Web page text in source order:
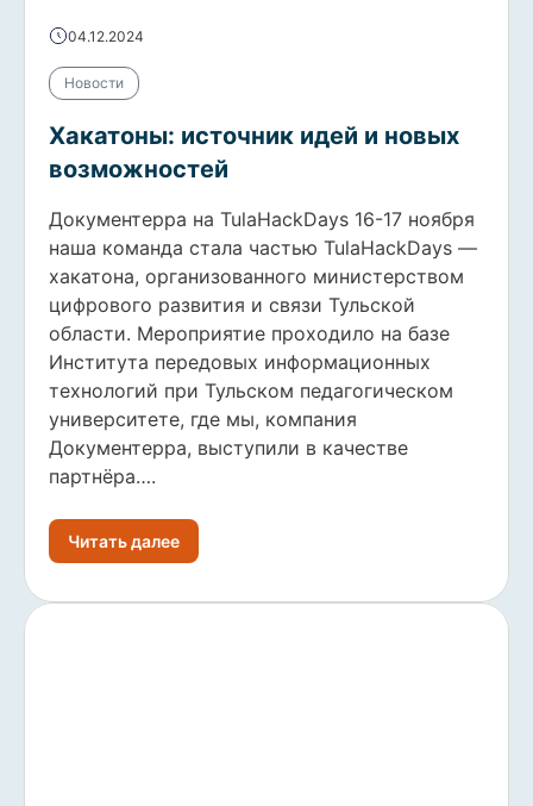
04.12.2024
Новости
Хакатоны: источник идей и новых
возможностей
Документерра на TulaHackDays 16-17 ноября
наша команда стала частью TulaHackDays —
хакатона, организованного министерством
цифрового развития и связи Тульской
области. Мероприятие проходило на базе
Института передовых информационных
технологий при Тульском педагогическом
университете, где мы, компания
Документерра, выступили в качестве
партнёра….
Читать далее